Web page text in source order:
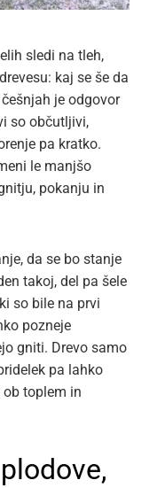
sledi na tleh,
kaj se še da
je odgovor
so občutljivi,
pa kratko.
le manjšo
pokanju in
da se bo stanje
takoj, del pa šele
so bile na prvi
pozneje
gniti. Drevo samo
pa lahko
ob toplem in